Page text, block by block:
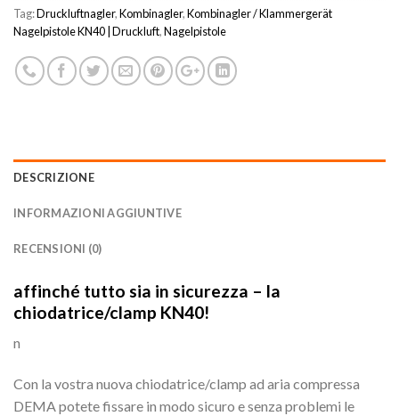
Tag:Druckluftnagler,Kombinagler,Kombinagler / Klammergerät
Nagelpistole KN40 | Druckluft,Nagelpistole
DESCRIZIONE
INFORMAZIONI AGGIUNTIVE
RECENSIONI (0)
affinché tutto sia in sicurezza – la
chiodatrice/clamp KN40!
n
Con la vostra nuova chiodatrice/clamp ad aria compressa
DEMA potete fissare in modo sicuro e senza problemi le